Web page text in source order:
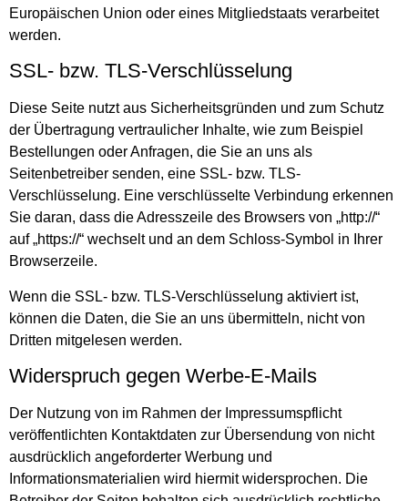
Europäischen Union oder eines Mitgliedstaats verarbeitet
werden.
SSL- bzw. TLS-Verschlüsselung
Diese Seite nutzt aus Sicherheitsgründen und zum Schutz
der Übertragung vertraulicher Inhalte, wie zum Beispiel
Bestellungen oder Anfragen, die Sie an uns als
Seitenbetreiber senden, eine SSL- bzw. TLS-
Verschlüsselung. Eine verschlüsselte Verbindung erkennen
Sie daran, dass die Adresszeile des Browsers von „http://“
auf „https://“ wechselt und an dem Schloss-Symbol in Ihrer
Browserzeile.
Wenn die SSL- bzw. TLS-Verschlüsselung aktiviert ist,
können die Daten, die Sie an uns übermitteln, nicht von
Dritten mitgelesen werden.
Widerspruch gegen Werbe-E-Mails
Der Nutzung von im Rahmen der Impressumspflicht
veröffentlichten Kontaktdaten zur Übersendung von nicht
ausdrücklich angeforderter Werbung und
Informationsmaterialien wird hiermit widersprochen. Die